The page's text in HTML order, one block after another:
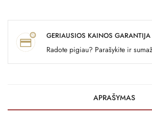
GERIAUSIOS KAINOS GARANTIJA
Radote pigiau? Parašykite ir
APRAŠYMAS